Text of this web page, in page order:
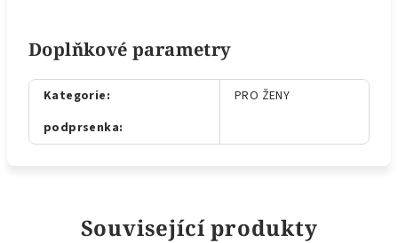
Doplňkové parametry
Kategorie:
PRO ŽENY
podprsenka:
Související produkty